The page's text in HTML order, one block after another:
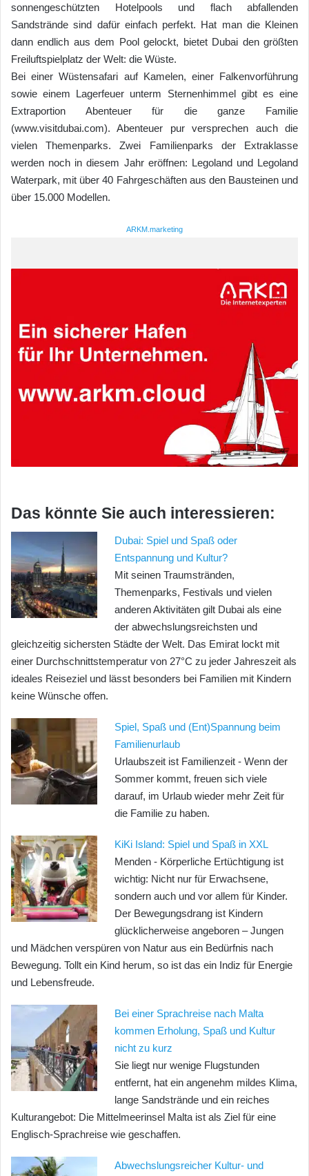
sonnengeschützten Hotelpools und flach abfallenden
Sandstrände sind dafür einfach perfekt. Hat man die Kleinen
dann endlich aus dem Pool gelockt, bietet Dubai den größten
Freiluftspielplatz der Welt: die Wüste.
Bei einer Wüstensafari auf Kamelen, einer Falkenvorführung
sowie einem Lagerfeuer unterm Sternenhimmel gibt es eine
Extraportion Abenteuer für die ganze Familie
(www.visitdubai.com). Abenteuer pur versprechen auch die
vielen Themenparks. Zwei Familienparks der Extraklasse
werden noch in diesem Jahr eröffnen: Legoland und Legoland
Waterpark, mit über 40 Fahrgeschäften aus den Bausteinen und
über 15.000 Modellen.
ARKM.marketing
Das könnte Sie auch interessieren:
Dubai: Spiel und Spaß oder
Entspannung und Kultur?
Mit seinen Traumstränden,
Themenparks, Festivals und vielen
anderen Aktivitäten gilt Dubai als eine
der abwechslungsreichsten und
gleichzeitig sichersten Städte der Welt. Das Emirat lockt mit
einer Durchschnittstemperatur von 27°C zu jeder Jahreszeit als
ideales Reiseziel und lässt besonders bei Familien mit Kindern
keine Wünsche offen.
Spiel, Spaß und (Ent)Spannung beim
Familienurlaub
Urlaubszeit ist Familienzeit - Wenn der
Sommer kommt, freuen sich viele
darauf, im Urlaub wieder mehr Zeit für
die Familie zu haben.
KiKi Island: Spiel und Spaß in XXL
Menden - Körperliche Ertüchtigung ist
wichtig: Nicht nur für Erwachsene,
sondern auch und vor allem für Kinder.
Der Bewegungsdrang ist Kindern
glücklicherweise angeboren – Jungen
und Mädchen verspüren von Natur aus ein Bedürfnis nach
Bewegung. Tollt ein Kind herum, so ist das ein Indiz für Energie
und Lebensfreude.
Bei einer Sprachreise nach Malta
kommen Erholung, Spaß und Kultur
nicht zu kurz
Sie liegt nur wenige Flugstunden
entfernt, hat ein angenehm mildes Klima,
lange Sandstrände und ein reiches
Kulturangebot: Die Mittelmeerinsel Malta ist als Ziel für eine
Englisch-Sprachreise wie geschaffen.
Abwechslungsreicher Kultur- und